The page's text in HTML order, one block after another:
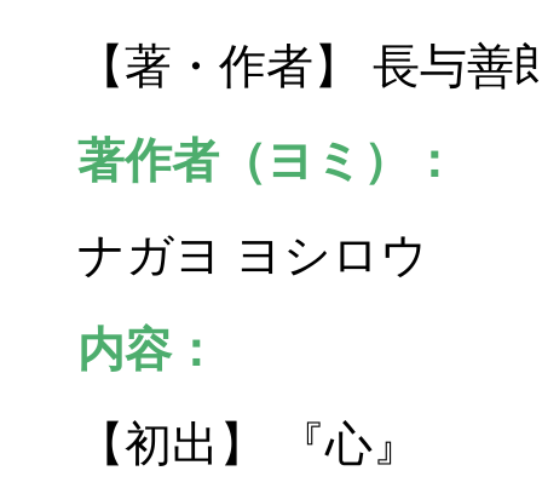
【著・作者】 長与善
著作者（ヨミ）：
ナガヨ ヨシロウ
内容：
【初出】 『心』